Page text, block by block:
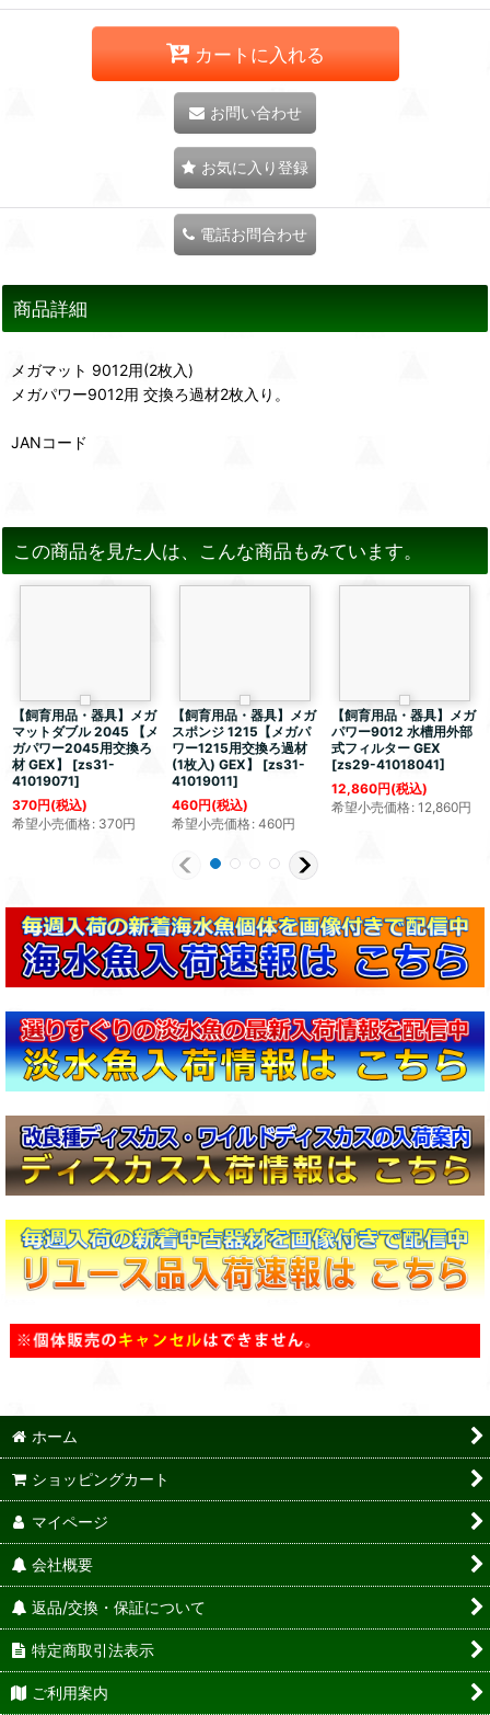
カートに入れる
お問い合わせ
お気に入り登録
電話お問合わせ
商品詳細
メガマット 9012用(2枚入)
メガパワー9012用 交換ろ過材2枚入り。
JANコード
この商品を見た人は、こんな商品もみています。
【飼育用品・器具】メガ
マットダブル 2045 【メ
ガパワー2045用交換ろ
材 GEX】
[zs31-
41019071]
370円(税込)
希望小売価格: 370円
【飼育用品・器具】メガ
スポンジ 1215【メガパ
ワー1215用交換ろ過材
(1枚入) GEX】
[zs31-
41019011]
460円(税込)
希望小売価格: 460円
【飼育用品・器具】メガ
パワー9012 水槽用外部
式フィルター GEX
[zs29-41018041]
12,860円(税込)
希望小売価格: 12,860円
ホーム
ショッピングカート
マイページ
会社概要
返品/交換・保証について
特定商取引法表示
ご利用案内